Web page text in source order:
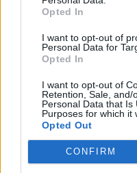
Opted In
I want to opt-out of
Personal Data for
Opted In
I want to opt-out of
Retention, Sale, and/
Personal Data that Is
Purposes for which it
Opted Out
CONFIRM
Csillaghullás,
augusztusban
nézni
ÉLŐ BOLYGÓNK
Az alacsony